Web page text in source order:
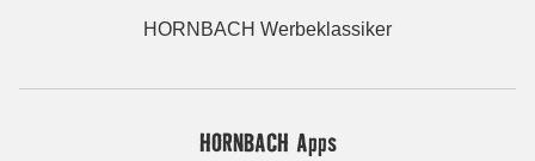
HORNBACH Werbeklassiker
HORNBACH Apps